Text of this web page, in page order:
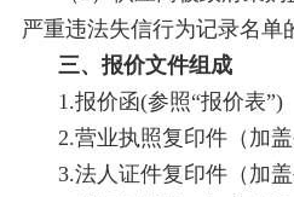
严重违法失信行为记录名单
三、报价文件组成
1.报价函(参照“报价表”)
2.营业执照复印件（加盖
3.法人证件复印件（加盖